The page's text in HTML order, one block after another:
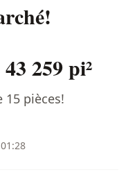
259 pi²
15 pièces!